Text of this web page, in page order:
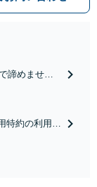
諦めませ
まう前にご
特約の利用＆